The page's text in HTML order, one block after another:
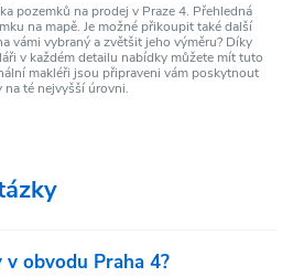
pozemků na prodej v Praze 4. Přehledná
na mapě. Je možné přikoupit také další
vámi vybraný a zvětšit jeho výměru? Díky
v každém detailu nabídky můžete mít tuto
makléři jsou připraveni vám poskytnout
na té nejvyšší úrovni.
obvodu Praha 4?